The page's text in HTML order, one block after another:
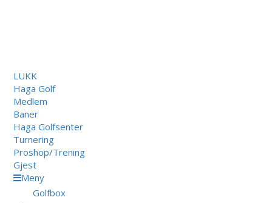
LUKK
Haga Golf
Medlem
Baner
Haga Golfsenter
Turnering
Proshop/Trening
Gjest
Meny
Golfbox